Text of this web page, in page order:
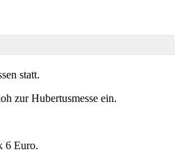
statt.
zur Hubertusmesse ein.
6 Euro.